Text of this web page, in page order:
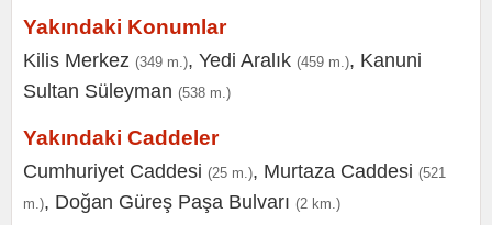
Yakındaki Konumlar
Kilis Merkez (349 m.), Yedi Aralık (459 m.), Kanuni
Sultan Süleyman (538 m.)
Yakındaki Caddeler
Cumhuriyet Caddesi (25 m.), Murtaza Caddesi (521
m.), Doğan Güreş Paşa Bulvarı (2 km.)